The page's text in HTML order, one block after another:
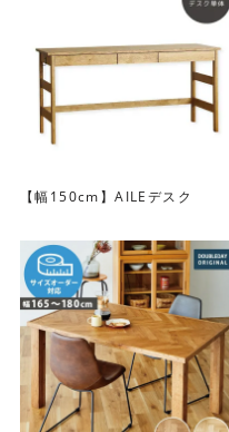
オーク無垢材が醸しだす
の表情を楽しめます。
また、無垢材の家具は年
していきます。
“家族と一緒に育てていく
ってお使いいただけます。
【幅150cm】AILEデスク